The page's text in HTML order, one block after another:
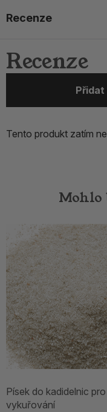
Recenze
Recenze
Tento produkt zatím
Písek do kadidelnic pro
vykuřování